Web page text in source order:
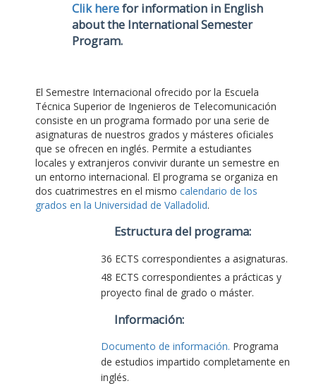
Clik herefor information in English
about the International Semester
Program.
El Semestre Internacional ofrecido por la Escuela
Técnica Superior de Ingenieros de Telecomunicación
consiste en un programa formado por una serie de
asignaturas de nuestros grados y másteres oficiales
que se ofrecen en inglés. Permite a estudiantes
locales y extranjeros convivir durante un semestre en
un entorno internacional. El programa se organiza en
dos cuatrimestres en el mismo calendario de los
grados en la Universidad de Valladolid.
Estructura del programa:
36 ECTS correspondientes a asignaturas.
48 ECTS correspondientes a prácticas y
proyecto final de grado o máster.
Información:
Documento de información. Programa
de estudios impartido completamente en
inglés.